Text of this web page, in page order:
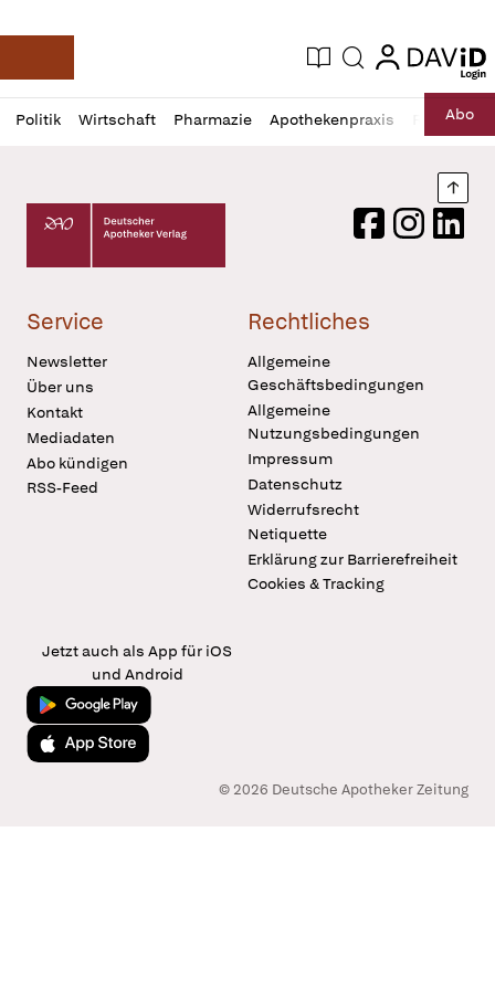
Deutsche Apotheker Zeitung
Aktuelle Ausgabe
Suche login
login
Politik Wirtschaft Pharmazie Apothekenpraxis RechtAbo
Profil
öffnen
Daz
Pur
Deutscher Apotheker Verlag Logo
FacebookInstagram
Service
Newsletter
Über uns
Kontakt
Mediadaten
Abo kündigen
RSS-Feed
Rechtliches
Allgemeine
Geschäftsbedingungen
Allgemeine
Nutzungsbedingungen
Impressum
Datenschutz
Widerrufsrecht
Netiquette
Erklärung zur Barrierefreiheit
Cookies & Tracking
Jetzt auch als App für iOS
und Android
Jetzt bei Google Play
Laden im App Store
© 2026 Deutsche Apotheker Zeitung